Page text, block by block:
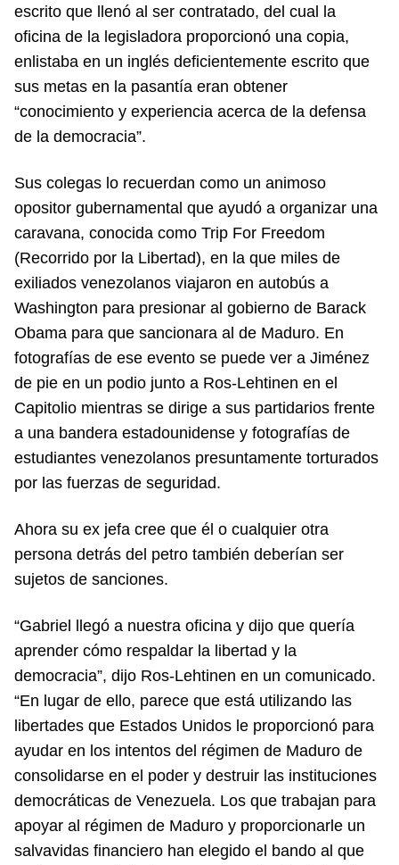
escrito que llenó al ser contratado, del cual la
oficina de la legisladora proporcionó una copia,
enlistaba en un inglés deficientemente escrito que
sus metas en la pasantía eran obtener
“conocimiento y experiencia acerca de la defensa
de la democracia”.
Sus colegas lo recuerdan como un animoso
opositor gubernamental que ayudó a organizar una
caravana, conocida como Trip For Freedom
(Recorrido por la Libertad), en la que miles de
exiliados venezolanos viajaron en autobús a
Washington para presionar al gobierno de Barack
Obama para que sancionara al de Maduro. En
fotografías de ese evento se puede ver a Jiménez
de pie en un podio junto a Ros-Lehtinen en el
Capitolio mientras se dirige a sus partidarios frente
a una bandera estadounidense y fotografías de
estudiantes venezolanos presuntamente torturados
por las fuerzas de seguridad.
Ahora su ex jefa cree que él o cualquier otra
persona detrás del petro también deberían ser
sujetos de sanciones.
“Gabriel llegó a nuestra oficina y dijo que quería
aprender cómo respaldar la libertad y la
democracia”, dijo Ros-Lehtinen en un comunicado.
“En lugar de ello, parece que está utilizando las
libertades que Estados Unidos le proporcionó para
ayudar en los intentos del régimen de Maduro de
consolidarse en el poder y destruir las instituciones
democráticas de Venezuela. Los que trabajan para
apoyar al régimen de Maduro y proporcionarle un
salvavidas financiero han elegido el bando al que